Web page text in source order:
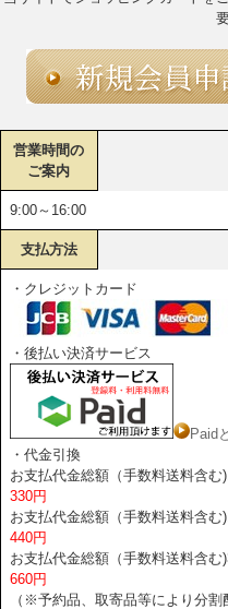
営業時間の
ご案内
9:00～16:00
支払方法
・クレジットカード
・後払い決済サービス
Paid
・代金引換
お支払代金総額（手数料送料含む
330円
お支払代金総額（手数料送料含む
440円
お支払代金総額（手数料送料含む
660円
（※予約品、取寄品等により分